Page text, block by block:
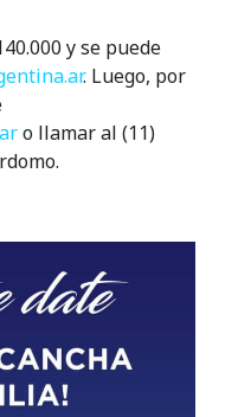
y se puede
. Luego, por
o llamar al (11)